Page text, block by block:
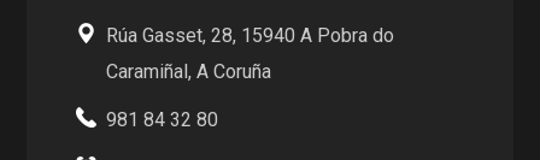
Rúa Gasset, 28, 15940 A Pobra do
Caramiñal, A Coruña
981 84 32 80